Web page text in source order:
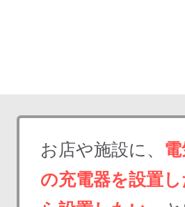
お店や施設に、
の充電器を設置し